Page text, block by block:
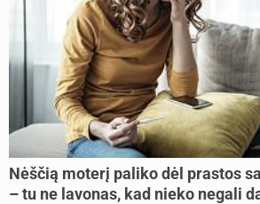
Nėščią moterį paliko dėl prastos
– tu ne lavonas, kad nieko negali